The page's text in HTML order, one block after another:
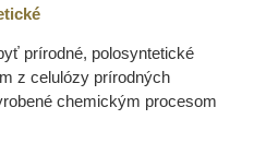
prírodné, polosyntetické
z celulózy prírodných
chemickým procesom